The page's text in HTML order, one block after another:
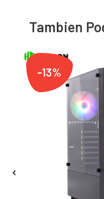
Tambien
-13%